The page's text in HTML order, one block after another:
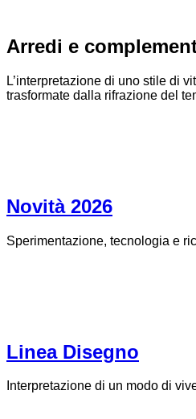
Arredi e
L’interpretazione di uno stile di
trasformate dalla rifrazione del
Novità 2026
Sperimentazione, tecnologia e
Linea Disegno
Interpretazione di un modo di